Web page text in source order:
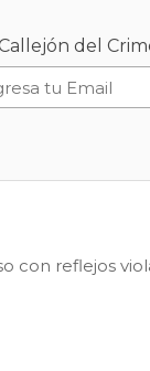
del
con reflejos